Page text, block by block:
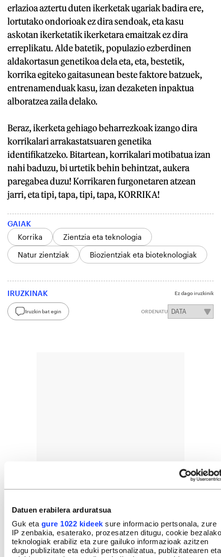
Datuen erabilera arduratsua
Guk eta gure 1022 kideek sure informacio pertsonala, zure
IP zenbakia, esaterako, prozesatzen ditugu, cookie bezalako
teknologiak erabiliz eta zure gailuko informazioak azitzen
dugu publizitate eta eduki pertsonalizatua, publizitatearen eta
erlazioa aztertu duten ikerketak ugariak badira ere,
lortutako ondorioak ez dira sendoak, eta kasu
askotan ikerketatik ikerketara emaitzak ez dira
erreplikatu. Alde batetik, populazio ezberdinen
aldakortasun genetikoa dela eta, eta, bestetik,
korrika egiteko gaitasunean beste faktore batzuek,
entrenamenduak kasu, izan dezaketen inpaktua
alboratzea zaila delako.
Beraz, ikerketa gehiago beharrezkoak izango dira
korrikalari arrakastatsuaren genetika
identifikatzeko. Bitartean, korrikalari motibatua izan
nahi baduzu, bi urtetik behin behintzat, aukera
paregabea duzu! Korrikaren furgonetaren atzean
jarri, eta tipi, tapa, tipi, tapa, KORRIKA!
GAIAK
Korrika
Zientzia eta teknologia
Natur zientziak
Biozientziak eta bioteknologiak
IRUZKINAK Ez dago iruzkinik
Iruzkin bat egin ORDENATU